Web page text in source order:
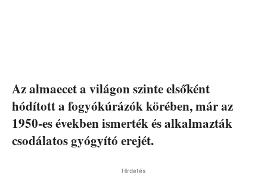
Az almaecet a világon szinte elsőként
hódított a fogyókúrázók körében, már az
1950-es években ismerték és alkalmazták
csodálatos gyógyító erejét.
Hirdetés